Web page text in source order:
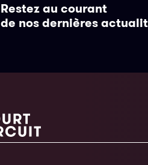
Restez au courant
de nos dernières